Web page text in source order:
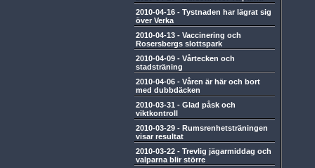
2010-04-16 - Tystnaden har lägrat sig
över Verka
2010-04-13 - Vaccinering och
Rosersbergs slottspark
2010-04-09 - Vårtecken och
stadsträning
2010-04-06 - Våren är här och bort
med dubbdäcken
2010-03-31 - Glad påsk och
viktkontroll
2010-03-29 - Rumsrenhetsträningen
visar resultat
2010-03-22 - Trevlig jägarmiddag och
valparna blir större